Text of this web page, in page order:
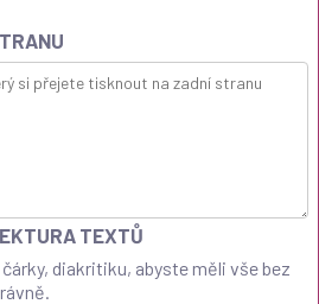
TEXTŮ
diakritiku, abyste měli vše bez